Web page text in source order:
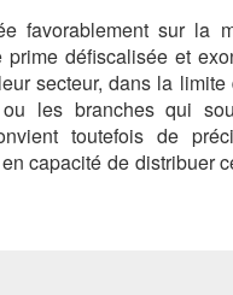
favorablement sur
prime défiscalisée et
secteur, dans la
les branches qui
toutefois de
capacité de distribuer